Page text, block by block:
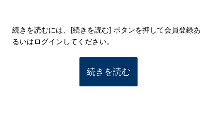
続きを読むには、[続きを読む] ボタンを押して会員登録あ
るいはログインしてください。
続きを読む